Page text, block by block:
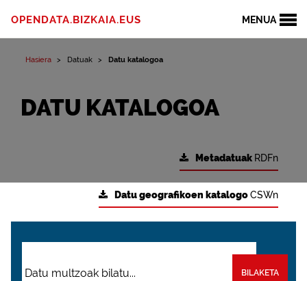
MENUA
OPENDATA.BIZKAIA.EUS
Hasiera Datuak Datu katalogoa
DATU KATALOGOA
Metadatuak RDFn
Datu geografikoen katalogoCSWn
BILAKETA